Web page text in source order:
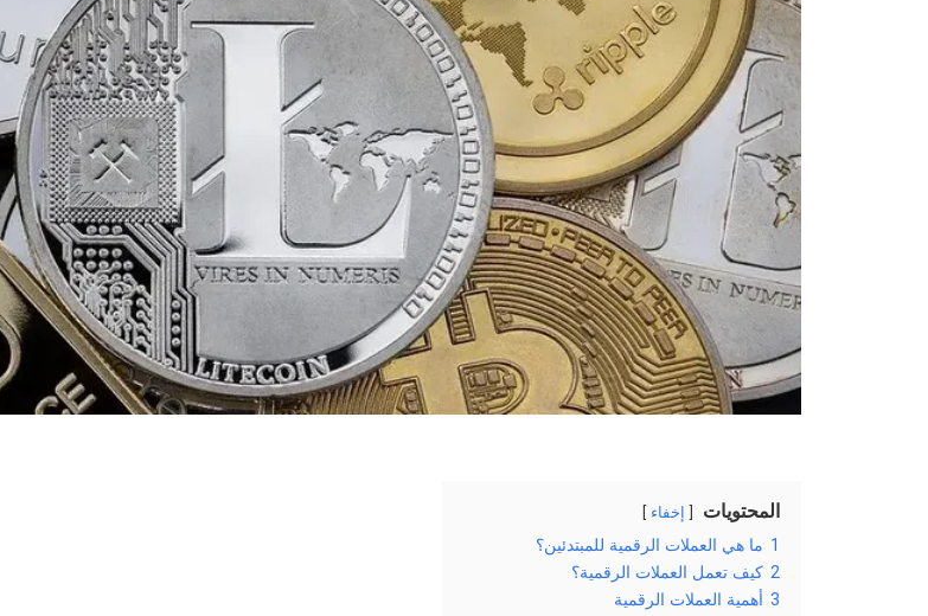
المحتويات إخفاء
1 ما هي العملات الرقمية للمبتدئين؟
2 كيف تعمل العملات الرقمية؟
3 أهمية العملات الرقمية